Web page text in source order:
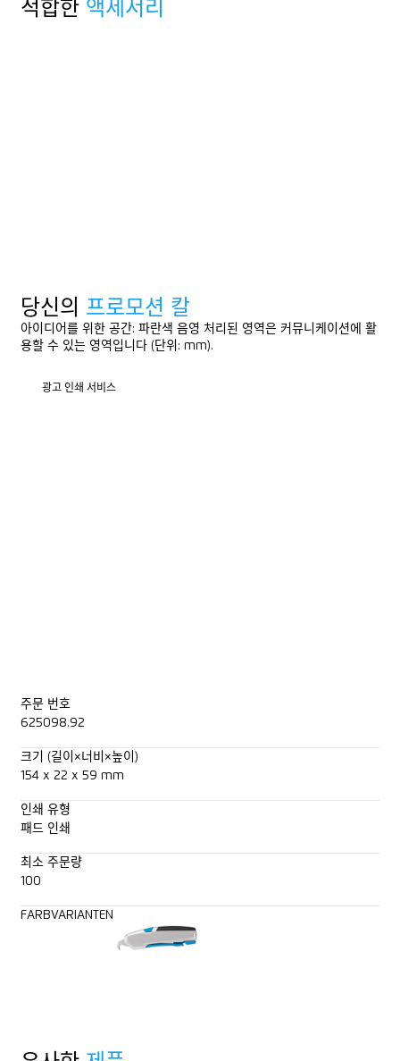
적합한 액세서리
당신의 프로모션 칼
아이디어를 위한 공간: 파란색 음영 처리된 영역은 커뮤니케이션에 활
용할 수 있는 영역입니다 (단위: mm).
광고 인쇄 서비스
주문 번호
625098.92
크기 (길이×너비×높이)
154 x 22 x 59 mm
인쇄 유형
패드 인쇄
최소 주문량
100
FARBVARIANTEN